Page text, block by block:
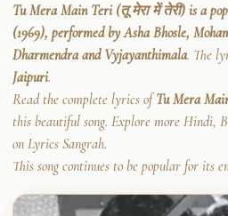
Tu Mera Main Teri (तू मेरा में तेरी) is a
(1969), performed by Asha Bhosle,
Dharmendra and Vyjayanthimala. The
Jaipuri.
Read the complete lyrics ofTu Mera
this beautiful song. Explore more Hindi,
on Lyrics Sangrah.
This song continues to be popular for its